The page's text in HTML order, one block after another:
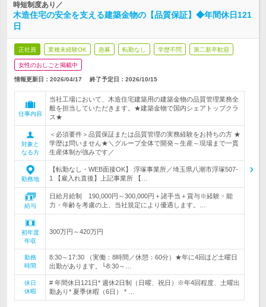
時短制度あり／
木造住宅の安全を支える建築金物の【品質保証】◆年間休日121
日
正社員 業種未経験OK 急募 転勤なし 学歴不問 第二新卒歓迎
女性のおしごと掲載中
情報更新日：2026/04/17 終了予定日： 2026/10/15
仕事内容
当社工場において、木造住宅建築用の建築金物の品質管理業務全
般を担当していただきます。★建築金物で国内シェアトップクラ
ス★
対象と
なる方
＜必須要件＞品質保証または品質管理の実務経験をお持ちの方 ★
学歴は問いません★＼グループ全体で開発～生産～現場まで一貫
生産体制が強みです／
勤務地
【転勤なし・WEB面接OK】 浮塚事業所／埼玉県八潮市浮塚507-
1 【雇入れ直後】上記事業所 【…
給与
日給月給制 190,000円～300,000円＋諸手当＋賞与※経験・能
力・年齢を考慮の上、当社規定により優遇します。…
初年度
年収
300万円～420万円
勤務
時間
8:30～17:30 （実働：8時間／休憩：60分）★年に4回ほど土曜日
出勤があります。└8:30～…
休日
休暇
# 年間休日121日* 週休2日制（日曜、祝日）※年4回程度、土曜出
勤あり* 夏季休暇（6日） * …